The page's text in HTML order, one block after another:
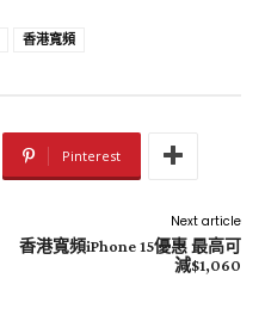
香港寬頻
Pinterest
Next article
香港寬頻iPhone 15優惠 最高可
減$1,060